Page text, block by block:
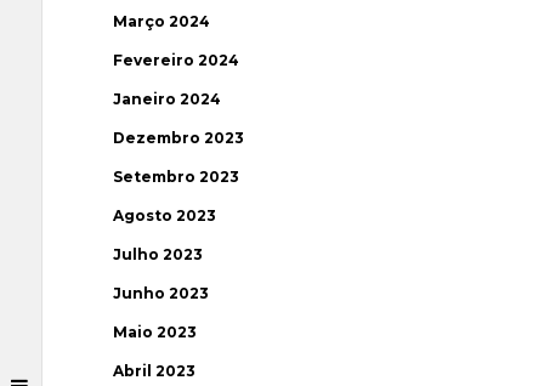
Março 2024
Fevereiro 2024
Janeiro 2024
Dezembro 2023
Setembro 2023
Agosto 2023
Julho 2023
Junho 2023
Maio 2023
Abril 2023